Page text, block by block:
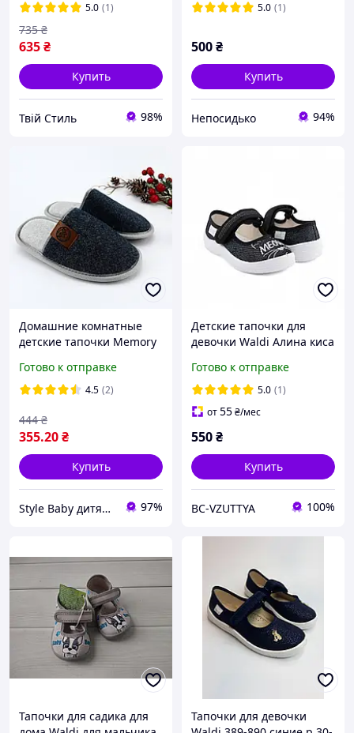
5.0 (1)
635₴
735 ₴
Купить
Твій Стиль 98%
5.0 (1)
500₴
Купить
Непосидько 94%
Домашние комнатные
детские тапочки Memory
шерсть для мальчиков тм
Waldi
Готово к отправке
4.5 (2)
355.20₴
444 ₴
Купить
Style Baby дитячий магазин 97%
Детские тапочки для
девочки Waldi Алина киса
Готово к отправке
5.0 (1)
от55₴/мес
550₴
Купить
BC-VZUTTYA 100%
Тапочки для садика для
Тапочки для девочки